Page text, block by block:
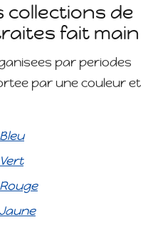
collections de
fait main
par periodes
par une couleur et